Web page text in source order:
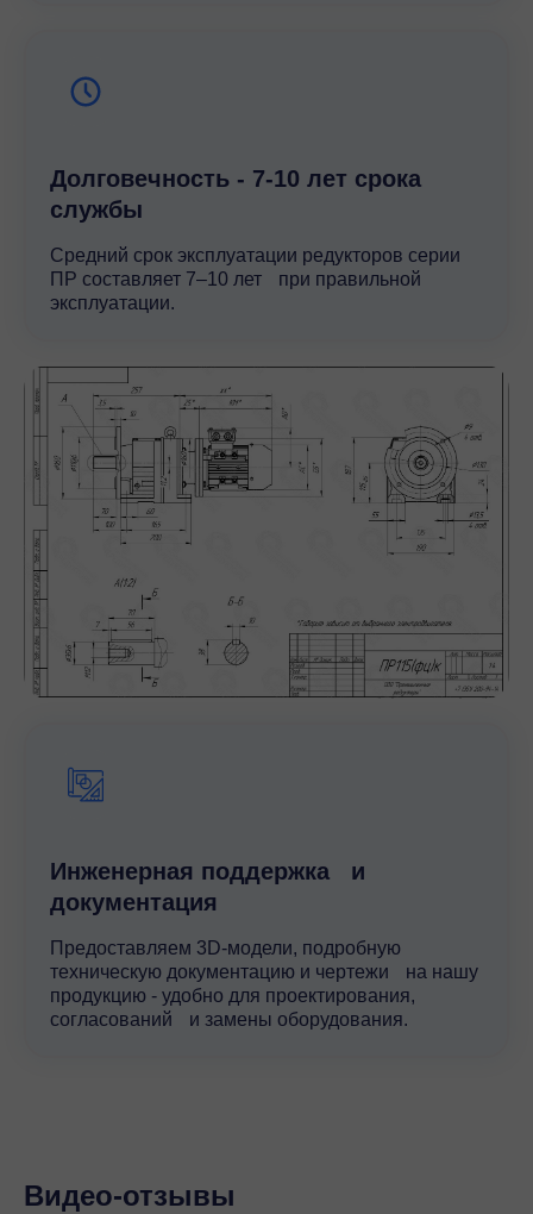
Долговечность - 7-10 лет срока
службы
Средний срок эксплуатации редукторов серии
ПР составляет 7–10 лет при правильной
эксплуатации.
Инженерная поддержка и
документация
Предоставляем 3D-модели, подробную
техническую документацию и чертежи на нашу
продукцию - удобно для проектирования,
согласований и замены оборудования.
Видео-отзывы